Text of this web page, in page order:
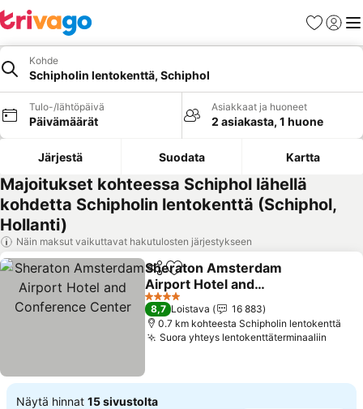
Suosikit
Kohde
Schipholin lentokenttä, Schiphol
Tulo-/lähtöpäivä
Päivämäärät
Asiakkaat ja huoneet
2 asiakasta, 1 huone
Järjestä Suodata Kartta
Majoitukset kohteessa Schiphol lähellä
kohdetta Schipholin lentokenttä (Schiphol,
Hollanti)
Näin maksut vaikuttavat hakutulosten järjestykseen
Jaa Lisää suosikkeihin
Sheraton Amsterdam
Airport Hotel and
Conference Center
Katso hinnat
4 Tähtiluokitus
8,7 Loistava
16 883
0.7 km kohteesta Schipholin lentokenttä
Suora yhteys lentokenttäterminaaliin
Näytä hinnat 15 sivustolta